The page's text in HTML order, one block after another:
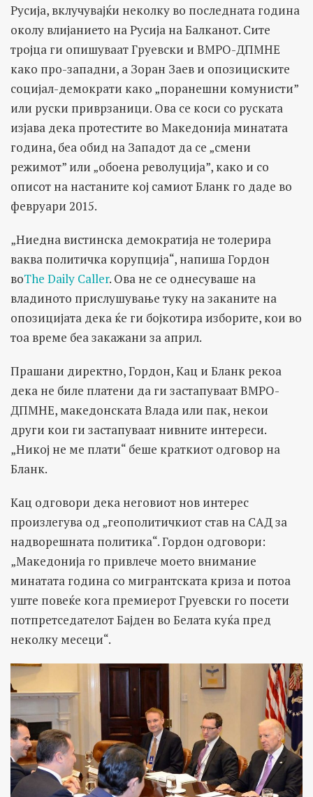
Русија, вклучувајќи неколку во последната година
околу влијанието на Русија на Балканот. Сите
тројца ги опишуваат Груевски и ВМРО-ДПМНЕ
како про-западни, а Зоран Заев и опозициските
социјал-демократи како „поранешни комунисти”
или руски приврзаници. Ова се коси со руската
изјава дека протестите во Македонија минатата
година, беа обид на Западот да се „смени
режимот” или „обоена револуција”, како и со
описот на настаните кој самиот Бланк го даде во
февруари 2015.
„Ниедна вистинска демократија не толерира
ваква политичка корупција“, напиша Гордон
воThe Daily Caller. Ова не се однесуваше на
владиното прислушување туку на заканите на
опозицијата дека ќе ги бојкотира изборите, кои во
тоа време беа закажани за април.
Прашани директно, Гордон, Кац и Бланк рекоа
дека не биле платени да ги застапуваат ВМРО-
ДПМНЕ, македонската Влада или пак, некои
други кои ги застапуваат нивните интереси.
„Никој не ме плати“ беше краткиот одговор на
Бланк.
Кац одговори дека неговиот нов интерес
произлегува од „геополитичкиот став на САД за
надворешната политика“. Гордон одговори:
„Македонија го привлече моето внимание
минатата година со мигрантската криза и потоа
уште повеќе кога премиерот Груевски го посети
потпретседателот Бајден во Белата куќа пред
неколку месеци“.